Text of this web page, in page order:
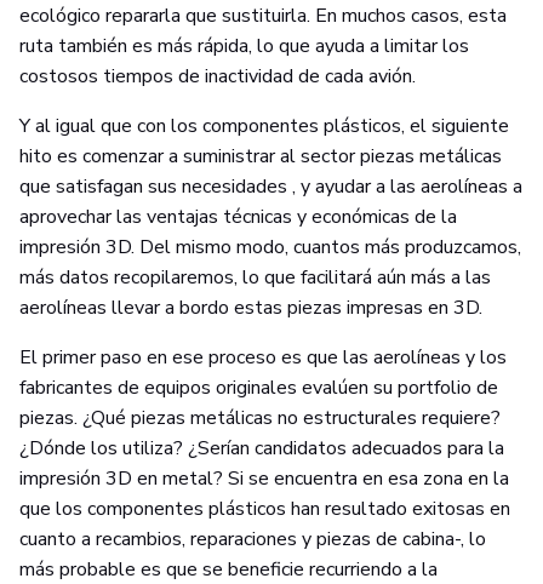
ecológico repararla que sustituirla. En muchos casos, esta
ruta también es más rápida, lo que ayuda a limitar los
costosos tiempos de inactividad de cada avión.
Y al igual que con los componentes plásticos, el siguiente
hito es comenzar a suministrar al sector piezas metálicas
que satisfagan sus necesidades , y ayudar a las aerolíneas a
aprovechar las ventajas técnicas y económicas de la
impresión 3D. Del mismo modo, cuantos más produzcamos,
más datos recopilaremos, lo que facilitará aún más a las
aerolíneas llevar a bordo estas piezas impresas en 3D.
El primer paso en ese proceso es que las aerolíneas y los
fabricantes de equipos originales evalúen su portfolio de
piezas. ¿Qué piezas metálicas no estructurales requiere?
¿Dónde los utiliza? ¿Serían candidatos adecuados para la
impresión 3D en metal? Si se encuentra en esa zona en la
que los componentes plásticos han resultado exitosas en
cuanto a recambios, reparaciones y piezas de cabina-, lo
más probable es que se beneficie recurriendo a la